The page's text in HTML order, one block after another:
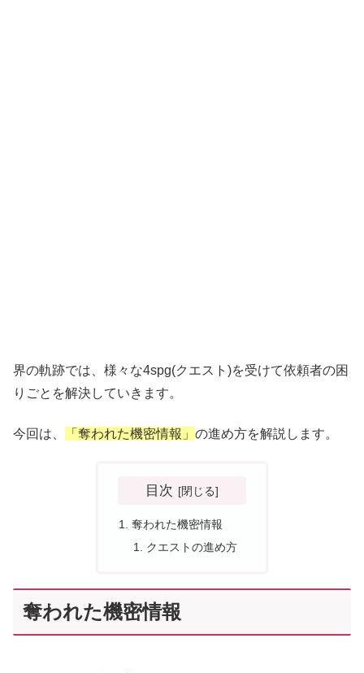
界の軌跡では、様々な4spg(クエスト)を受けて依頼者の困
りごとを解決していきます。
今回は、 「奪われた機密情報」 の進め方を解説します。
目次
奪われた機密情報
クエストの進め方
奪われた機密情報